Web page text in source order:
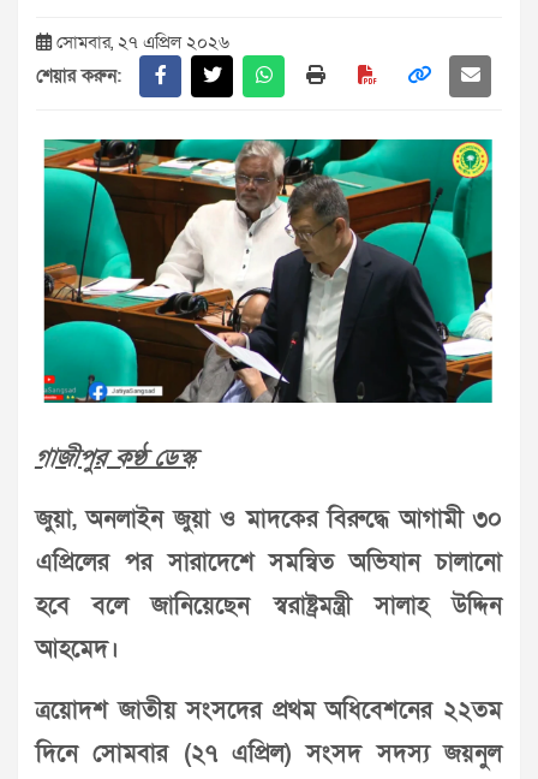
সোমবার, ২৭ এপ্রিল ২০২৬
শেয়ার করুন:
গাজীপুর কণ্ঠ ডেস্ক
জুয়া, অনলাইন জুয়া ও মাদকের বিরুদ্ধে আগামী ৩০
এপ্রিলের পর সারাদেশে সমন্বিত অভিযান চালানো
হবে বলে জানিয়েছেন স্বরাষ্ট্রমন্ত্রী সালাহ উদ্দিন
আহমেদ।
ত্রয়োদশ জাতীয় সংসদের প্রথম অধিবেশনের ২২তম
দিনে সোমবার (২৭ এপ্রিল) সংসদ সদস্য জয়নুল